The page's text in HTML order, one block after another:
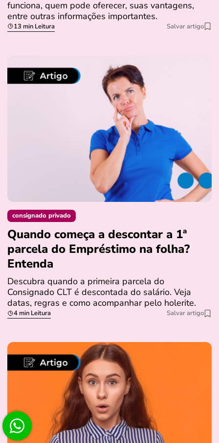
funciona, quem pode oferecer, suas vantagens,
entre outras informações importantes.
13 min Leitura Salvar artigo
consignado privado
Quando começa a descontar a 1ª
parcela do Empréstimo na folha?
Entenda
Descubra quando a primeira parcela do
Consignado CLT é descontada do salário. Veja
datas, regras e como acompanhar pelo holerite.
4 min Leitura Salvar artigo